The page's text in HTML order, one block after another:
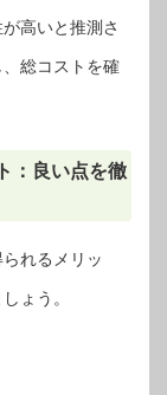
高いと推測さ
総コストを確
：良い点を徹
れるメリッ
ょう。